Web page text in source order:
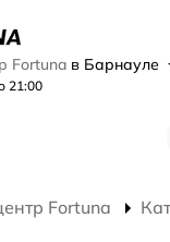
Fortuna в Барнауле
21:00
Fortuna